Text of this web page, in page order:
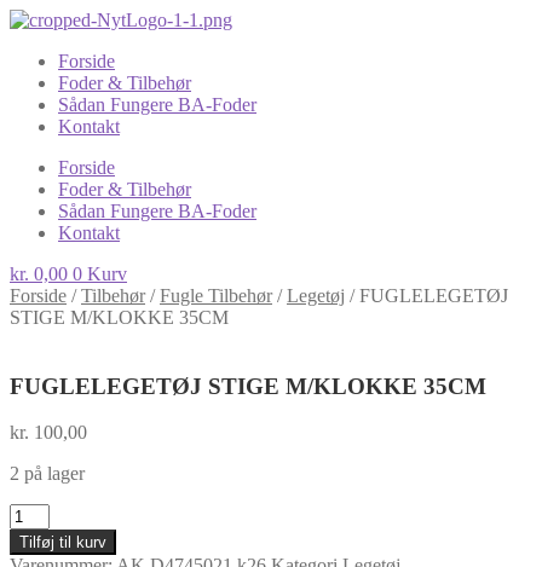
Forside
Foder & Tilbehør
Sådan Fungere BA-Foder
Kontakt
Forside
Foder & Tilbehør
Sådan Fungere BA-Foder
Kontakt
kr. 0,00 0 Kurv
Forside /Tilbehør/Fugle Tilbehør/Legetøj /FUGLELEGETØJ
STIGE M/KLOKKE 35CM
FUGLELEGETØJ STIGE M/KLOKKE 35CM
kr. 100,00
2 på lager
FUGLELEGETØJ
STIGE
M/KLOKKE
Tilføj til kurv